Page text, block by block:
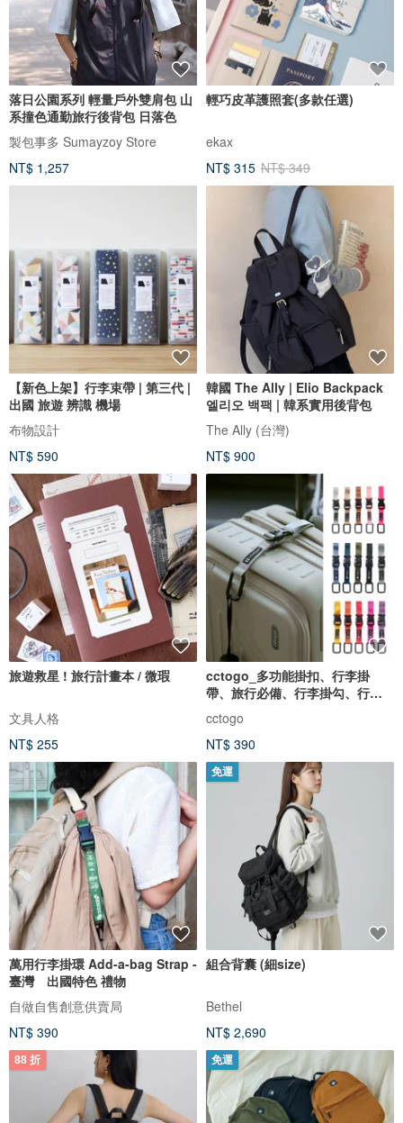
落日公園系列 輕量戶外雙肩包 山
系撞色通勤旅行後背包 日落色
製包事多 Sumayzoy Store
NT$ 1,257
輕巧皮革護照套(多款任選)
ekax
NT$ 315 NT$ 349
【新色上架】行李束帶 | 第三代 |
出國 旅遊 辨識 機場
布物設計
NT$ 590
韓國 The Ally | Elio Backpack
엘리오 백팩 | 韓系實用後背包
The Ally (台灣)
NT$ 900
旅遊救星 ! 旅行計畫本 / 微瑕
文具人格
NT$ 255
cctogo_多功能掛扣、行李掛
帶、旅行必備、行李掛勾、行李
固定
cctogo
NT$ 390
萬用行李掛環 Add-a-bag Strap -
臺灣 出國特色 禮物
自做自售創意供賣局
NT$ 390
免運
組合背囊 (細size)
Bethel
NT$ 2,690
88 折 免運